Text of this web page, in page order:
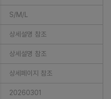
S/M/L
상세설명 참조
상세설명 참조
상세페이지 참조
20260301